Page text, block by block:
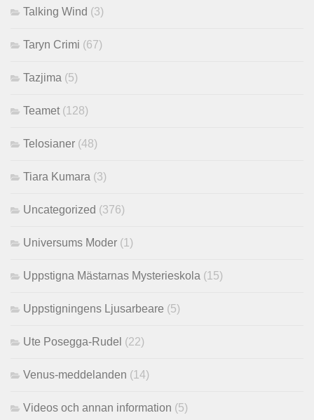
Talking Wind (3)
Taryn Crimi (67)
Tazjima (5)
Teamet (128)
Telosianer (48)
Tiara Kumara (3)
Uncategorized (376)
Universums Moder (1)
Uppstigna Mästarnas Mysterieskola (15)
Uppstigningens Ljusarbeare (5)
Ute Posegga-Rudel (22)
Venus-meddelanden (14)
Videos och annan information (5)